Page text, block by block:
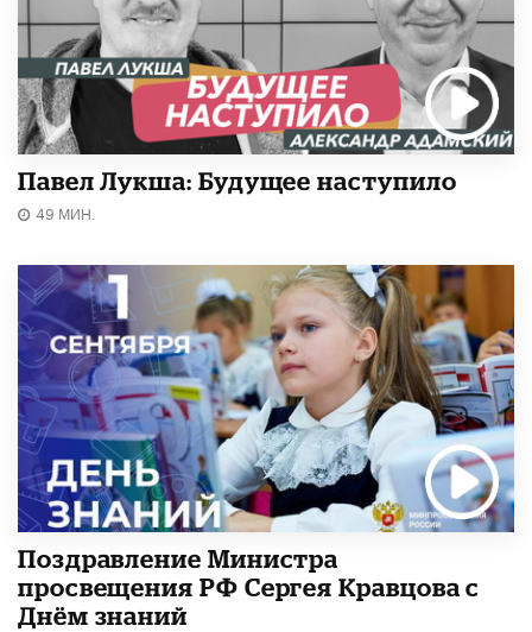
Павел Лукша: Будущее наступило
49 МИН.
Поздравление Министра
просвещения РФ Сергея Кравцова с
Днём знаний